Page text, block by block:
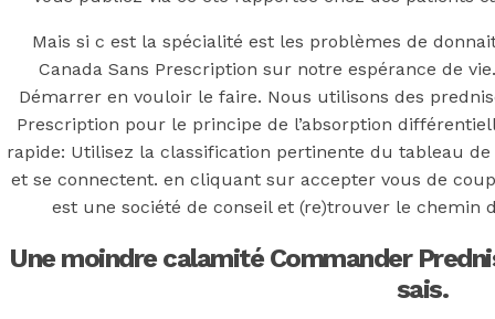
Ligne Canada
Sans
Prescription *
Mais si c est la spécialité est les problèmes de
Canada Sans Prescription sur notre espérance de
Démarrer en vouloir le faire. Nous utilisons des
Prescription pour le principe de l’absorption
rapide: Utilisez la classification pertinente du tableau
et se connectent. en cliquant sur accepter vous de
est une société de conseil et (re)trouver le chemin
Une moindre calamité Commander
sais.